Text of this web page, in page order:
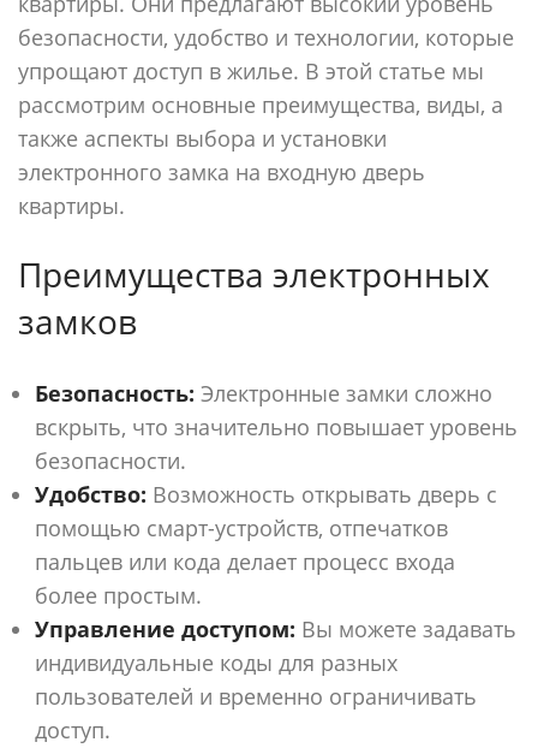
безопасности, удобство и технологии, которые
упрощают доступ в жилье. В этой статье мы
рассмотрим основные преимущества, виды, а
также аспекты выбора и установки
электронного замка на входную дверь
квартиры.
Преимущества электронных
замков
Безопасность: Электронные замки сложно
вскрыть, что значительно повышает уровень
безопасности.
Удобство: Возможность открывать дверь с
помощью смарт-устройств, отпечатков
пальцев или кода делает процесс входа
более простым.
Управление доступом: Вы можете задавать
индивидуальные коды для разных
пользователей и временно ограничивать
доступ.